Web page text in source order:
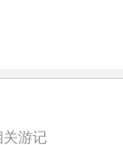
关游记